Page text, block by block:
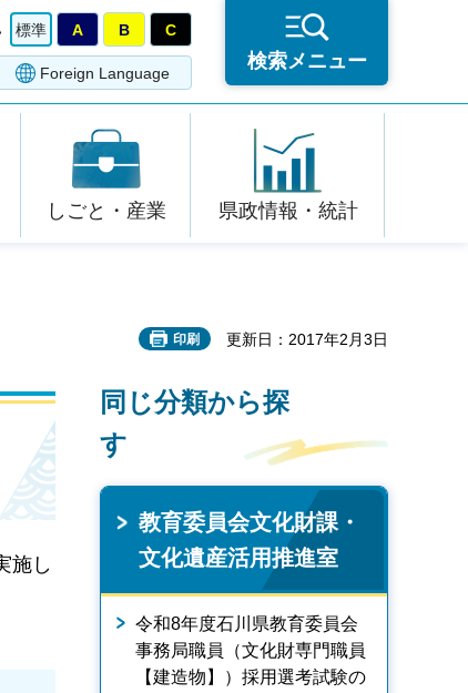
標準 A B C
Foreign Language
検索メニュー
しごと・産業 県政情報・統計
印刷 更新日：2017年2月3日
施し
同じ分類から探
す
教育委員会文化財課・
文化遺産活用推進室
令和8年度石川県教育委員会
事務局職員（文化財専門職員
【建造物】）採用選考試験の